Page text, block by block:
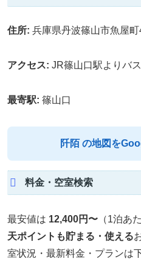
住所: 兵庫県丹波篠山市魚屋
アクセス: JR篠山口駅よりバ
最寄駅: 篠山口
阡陌 の地図を
料金・空室検索
最安値は 12,400円〜 （1泊あ
天ポイントも貯まる・使える
室状況・最新料金・プランは